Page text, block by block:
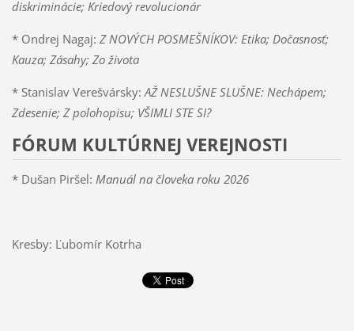
diskriminácie; Kriedový revolucionár
* Ondrej Nagaj: Z NOVÝCH POSMEŠNÍKOV: Etika; Dočasnosť;
Kauza; Zásahy; Zo života
* Stanislav Verešvársky:AŽ NESLUŠNE SLUŠNE: Nechápem;
Zdesenie; Z polohopisu; VŠIMLI STE SI?
FÓRUM KULTÚRNEJ VEREJNOSTI
* Dušan Piršel: Manuál na človeka roku 2026
Kresby: Ľubomír Kotrha